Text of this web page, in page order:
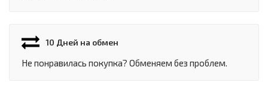
10 Дней на обмен
Не понравилась покупка? Обменяем без проблем.